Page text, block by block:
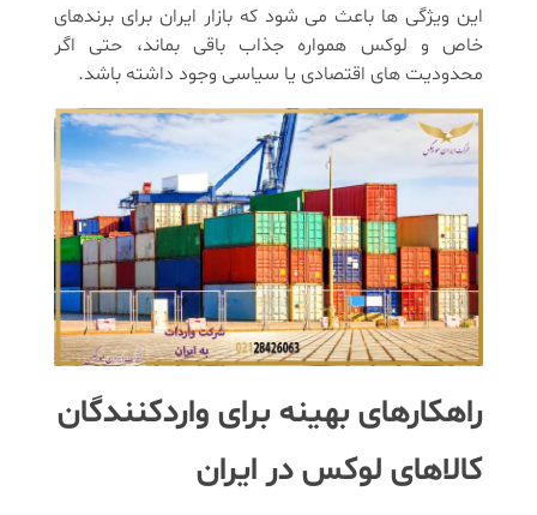
این ویژگی ها باعث می شود که بازار ایران برای برندهای
خاص و لوکس همواره جذاب باقی بماند، حتی اگر
محدودیت های اقتصادی یا سیاسی وجود داشته باشد.
راهکارهای بهینه برای واردکنندگان
کالاهای لوکس در ایران